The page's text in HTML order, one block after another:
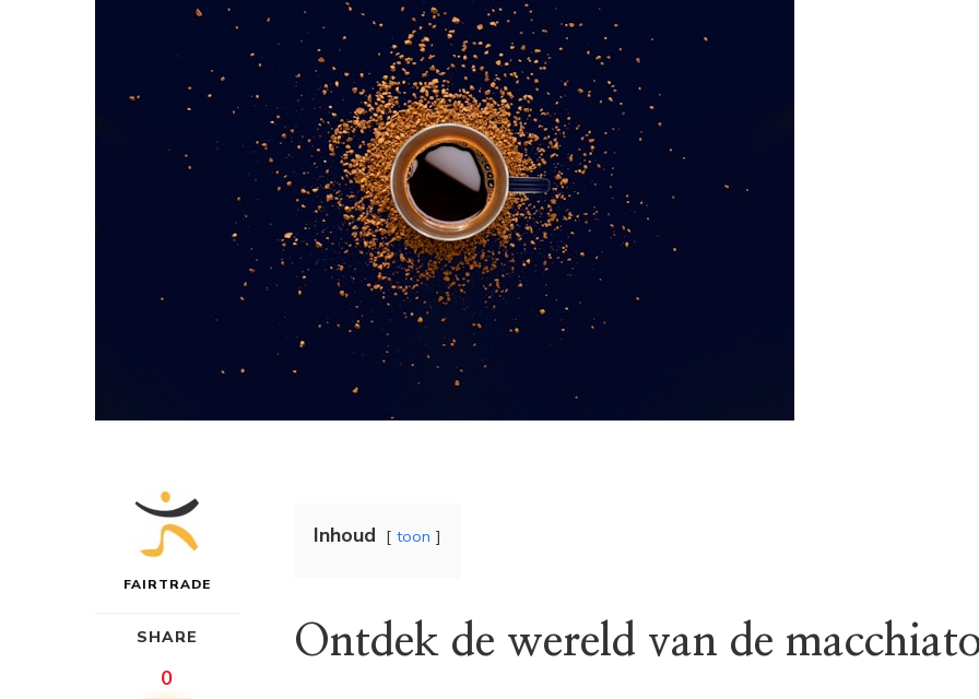
FAIRTRADE
SHARE
0
Inhoud toon
Ontdek de wereld van de